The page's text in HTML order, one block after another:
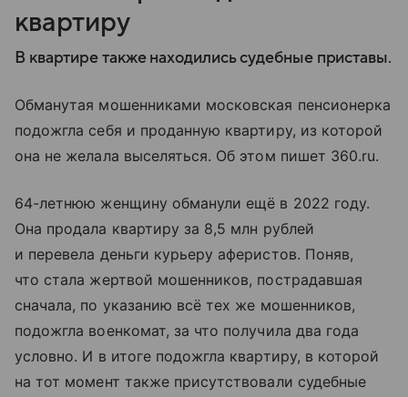
квартиру
В квартире также находились судебные приставы.
Обманутая мошенниками московская пенсионерка
подожгла себя и проданную квартиру, из которой
она не желала выселяться. Об этом пишет 360.ru.
64-летнюю женщину обманули ещё в 2022 году.
Она продала квартиру за 8,5 млн рублей
и перевела деньги курьеру аферистов. Поняв,
что стала жертвой мошенников, пострадавшая
сначала, по указанию всё тех же мошенников,
подожгла военкомат, за что получила два года
условно. И в итоге подожгла квартиру, в которой
на тот момент также присутствовали судебные